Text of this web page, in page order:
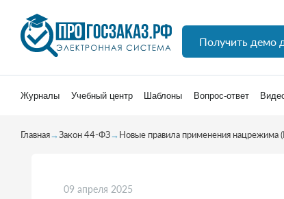
Получить демо
Журналы Учебный центр Шаблоны Вопрос-ответ
Главная→Закон 44-ФЗ→Новые правила применения
09 апреля 2025